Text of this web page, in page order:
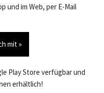
und im Web, per E-Mail
mit »
Play Store verfügbar und
erhältlich!